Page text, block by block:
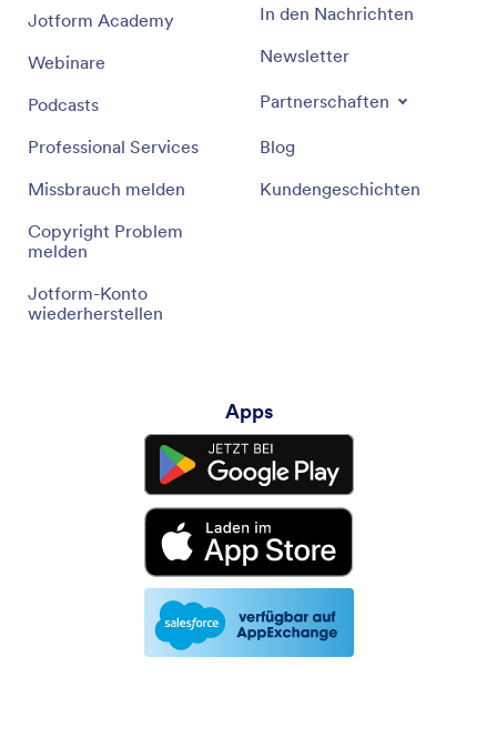
Jotform Academy
Webinare
Podcasts
Professional Services
Missbrauch melden
Copyright Problem
melden
Jotform-Konto
wiederherstellen
In den Nachrichten
Newsletter
Partnerschaften
Blog
Kundengeschichten
Apps